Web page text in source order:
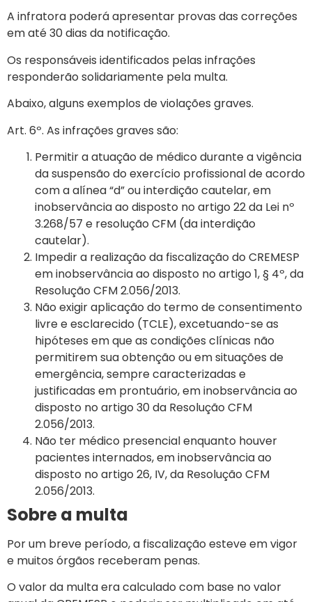
A infratora poderá apresentar provas das correções
em até 30 dias da notificação.
Os responsáveis identificados pelas infrações
responderão solidariamente pela multa.
Abaixo, alguns exemplos de violações graves.
Art. 6º. As infrações graves são:
Permitir a atuação de médico durante a vigência
da suspensão do exercício profissional de acordo
com a alínea “d” ou interdição cautelar, em
inobservância ao disposto no artigo 22 da Lei nº
3.268/57 e resolução CFM (da interdição
cautelar).
Impedir a realização da fiscalização do CREMESP
em inobservância ao disposto no artigo 1, § 4º, da
Resolução CFM 2.056/2013.
Não exigir aplicação do termo de consentimento
livre e esclarecido (TCLE), excetuando-se as
hipóteses em que as condições clínicas não
permitirem sua obtenção ou em situações de
emergência, sempre caracterizadas e
justificadas em prontuário, em inobservância ao
disposto no artigo 30 da Resolução CFM
2.056/2013.
Não ter médico presencial enquanto houver
pacientes internados, em inobservância ao
disposto no artigo 26, IV, da Resolução CFM
2.056/2013.
Sobre a multa
Por um breve período, a fiscalização esteve em vigor
e muitos órgãos receberam penas.
O valor da multa era calculado com base no valor